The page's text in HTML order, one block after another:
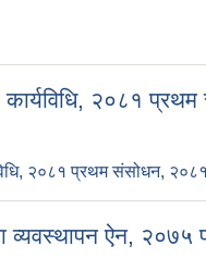
२०८१
२०८१ प्रथम संसोधन, २०८१
व्यवस्थापन ऐन,